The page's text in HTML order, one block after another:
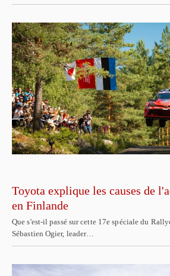
Toyota explique les causes de
en Finlande
Que s'est-il passé sur cette 17e spéciale du
Sébastien Ogier, leader…